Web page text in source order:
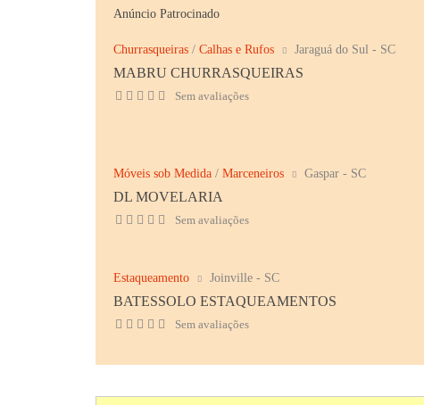
Anúncio Patrocinado
Churrasqueiras / Calhas e Rufos Jaraguá do Sul - SC
MABRU CHURRASQUEIRAS
Sem avaliações
Móveis sob Medida / Marceneiros Gaspar - SC
DL MOVELARIA
Sem avaliações
Estaqueamento Joinville - SC
BATESSOLO ESTAQUEAMENTOS
Sem avaliações